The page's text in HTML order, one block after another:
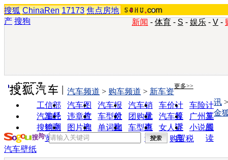
搜狐 ChinaRen 17173 焦点房地
产 搜狗 新闻 - 体育 - S - 娱乐 - V -
实用工具 更多>>
工信部
油耗
汽车图
片
汽车报
价
汽车销
量
车价计
算
车险计
算
汽车经
销商
违章查
询
车型对
比
团购优
惠
汽车投
诉
广州车
展
搜狗浏
览器
图片欣
赏
单词翻
车型查
询
女人宝
典
小说阅
读
汽车频道 > 购车频道 > 新车资
讯
金
购置税
汽车壁纸